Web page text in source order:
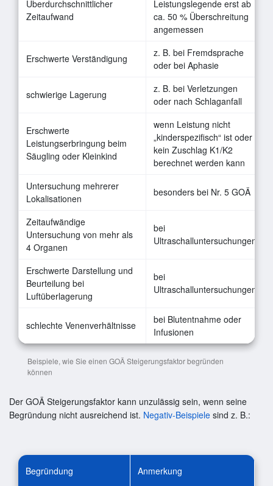
Überdurchschnittlicher
Zeitaufwand
Leistungslegende erst ab
ca. 50 % Überschreitung
angemessen
Erschwerte Verständigung
z. B. bei Fremdsprache
oder bei Aphasie
schwierige Lagerung
z. B. bei Verletzungen
oder nach Schlaganfall
Erschwerte
Leistungserbringung beim
Säugling oder Kleinkind
wenn Leistung nicht
„kinderspezifisch“ ist oder
kein Zuschlag K1/K2
berechnet werden kann
Untersuchung mehrerer
Lokalisationen
besonders bei Nr. 5 GOÄ
Zeitaufwändige
Untersuchung von mehr als
4 Organen
bei
Ultraschalluntersuchungen
Erschwerte Darstellung und
Beurteilung bei
Luftüberlagerung
bei
Ultraschalluntersuchungen
schlechte Venenverhältnisse
bei Blutentnahme oder
Infusionen
Beispiele, wie Sie einen GOÄ Steigerungsfaktor begründen
können
Der GOÄ Steigerungsfaktor kann unzulässig sein, wenn seine
Begründung nicht ausreichend ist. Negativ-Beispiele sind z. B.:
Begründung Anmerkung